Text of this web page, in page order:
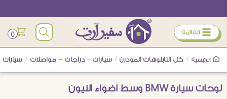
ÿ القائمة 0
الرئيسية / كل التابلوهات المودرن / سيارات – دراجات - مواصلات / سيارات
لوحات سيارة BMW وسط اضواء النيون